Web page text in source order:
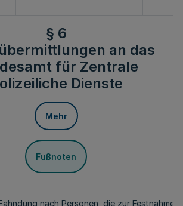
§ 6
an das
für Zentrale
Dienste
Mehr
Fußnoten
nach Personen, die zur Festnahme